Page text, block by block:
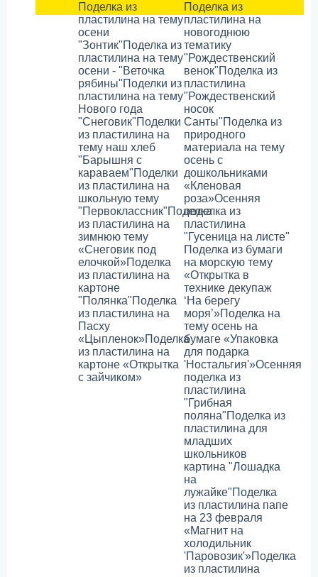
Поделка из
пластилина на тему
осени
"Зонтик"Поделка из
пластилина на тему
осени - "Веточка
рябины"Поделки из
пластилина на тему
Нового года
"Снеговик"Поделки
из пластилина на
тему наш хлеб
"Барышня с
караваем"Поделки
из пластилина на
школьную тему
"Первоклассник"Поделка
из пластилина на
зимнюю тему
«Снеговик под
елочкой»Поделка
из пластилина на
картоне
"Полянка"Поделка
из пластилина на
Пасху
«Цыпленок»Поделка
из пластилина на
картоне «Открытка
с зайчиком»
Поделка из
пластилина на
новогоднюю
тематику
"Рождественский
венок"Поделка из
пластилина
"Рождественский
носок
Санты"Поделка из
природного
материала на тему
осень с
дошкольниками
«Кленовая
роза»Осенняя
поделка из
пластилина
"Гусеница на листе"
Поделка из бумаги
на морскую тему
«Открытка в
технике декупаж
‘На берегу
моря’»Поделка на
тему осень на
бумаге «Упаковка
для подарка
'Ностальгия'»Осенняя
поделка из
пластилина
"Грибная
поляна"Поделка из
пластилина для
младших
школьников
картина "Лошадка
на
лужайке"Поделка
из пластилина папе
на 23 февраля
«Магнит на
холодильник
'Паровозик'»Поделка
из пластилина